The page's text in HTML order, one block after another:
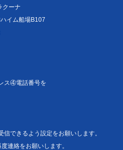
クーナ
ム船場B107
ス④電話番号を
できるよう設定をお願いします。
連絡をお願いします。